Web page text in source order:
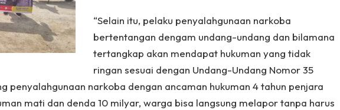
“Selain itu, pelaku penyalahgunaan narkoba
bertentangan dengam undang-undang dan bilamana
tertangkap akan mendapat hukuman yang tidak
ringan sesuai dengan Undang-Undang Nomor 35
penyalahgunaan narkoba dengan ancaman hukuman 4 tahun penjara
mati dan denda 10 milyar, warga bisa langsung melapor tanpa harus